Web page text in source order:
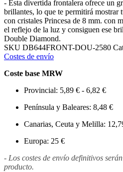
- Esta divertida frontalera ofrece un
brillantes, lo que te permitirá mostrar
con cristales Princesa de 8 mm. con
el reflejo de la luz y consiguen ese
Double Diamond.
SKU DB644FRONT-DOU-2580
Costes de envío
Coste base MRW
Provincial: 5,89 € - 6,82 €
Península y Baleares: 8,48 €
Canarias, Ceuta y Melilla:
Europa: 25 €
- Los costes de envío definitivos
producto.